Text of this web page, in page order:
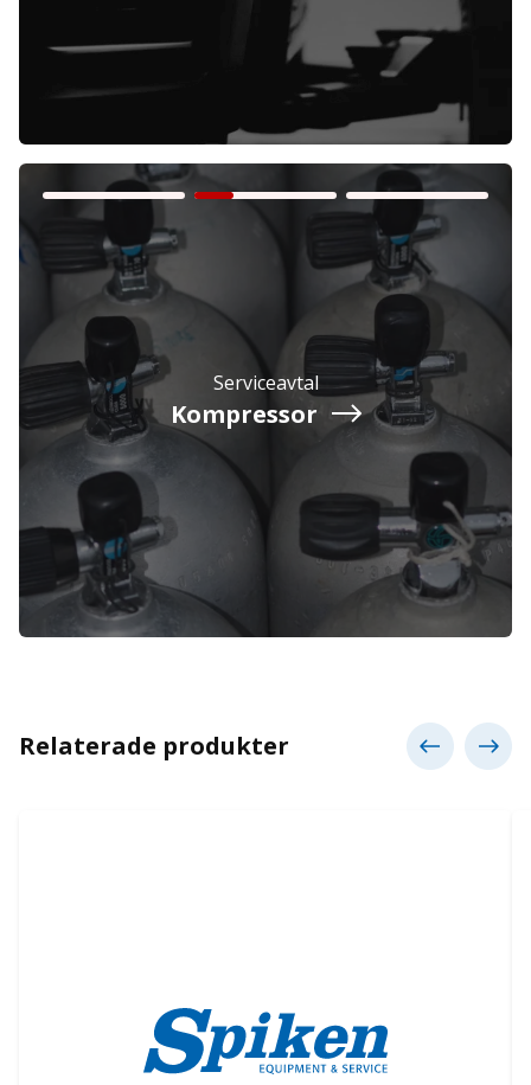
Företag Exkl. moms
Privatperson
Serviceavtal
Kompressor
Relaterade produkter